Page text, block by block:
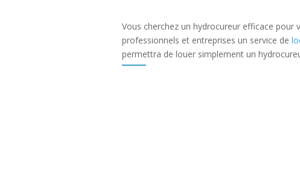
Vous cherchez un hydrocureur efficace pour
professionnels et entreprises un service de
permettra de louer simplement un